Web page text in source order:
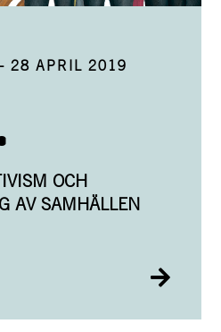
-28 APRIL 2019
OCH
AV SAMHÄLLEN